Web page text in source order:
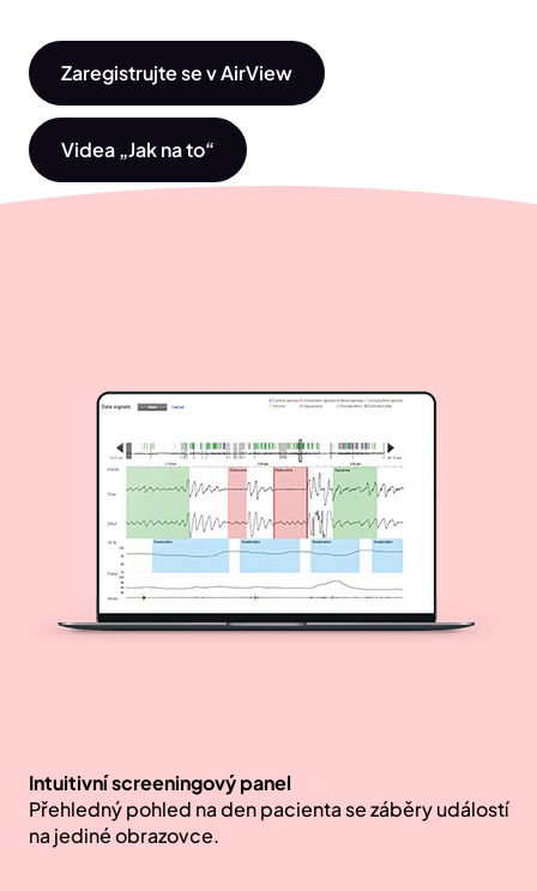
Zaregistrujte se v AirView
Videa „Jak na to“
Intuitivní screeningový panel
Přehledný pohled na den pacienta se záběry událostí
na jediné obrazovce.